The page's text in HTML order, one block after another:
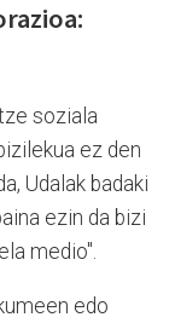
soziala
ez den
Udalak badaki
ezin da bizi
medio".
edo